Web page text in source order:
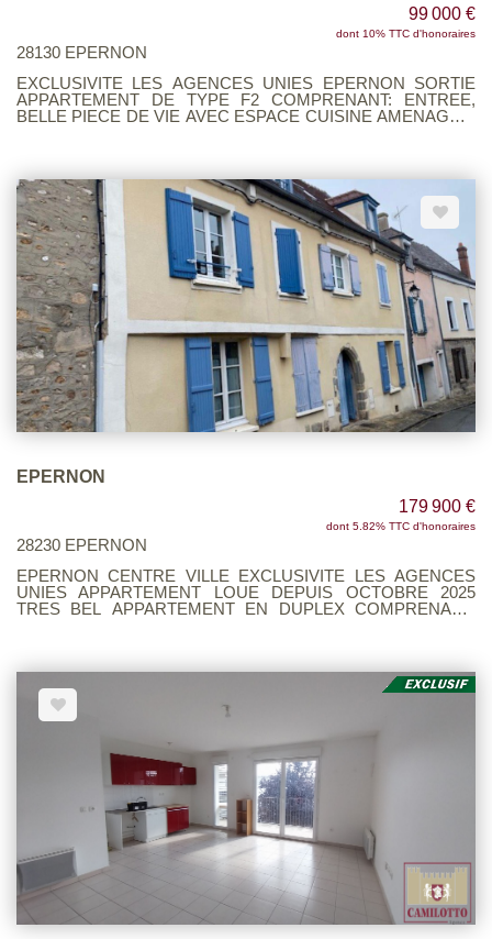
99 000 €
dont 10% TTC d'honoraires
28130 EPERNON
EXCLUSIVITE LES AGENCES UNIES EPERNON SORTIE
APPARTEMENT DE TYPE F2 COMPRENANT: ENTREE,
BELLE PIECE DE VIE AVEC ESPACE CUISINE AMENAGEE,
EPERNON
179 900 €
dont 5.82% TTC d'honoraires
28230 EPERNON
EPERNON CENTRE VILLE EXCLUSIVITE LES AGENCES
UNIES APPARTEMENT LOUE DEPUIS OCTOBRE 2025
TRES BEL APPARTEMENT EN DUPLEX COMPRENANT:
consultable sur notre site